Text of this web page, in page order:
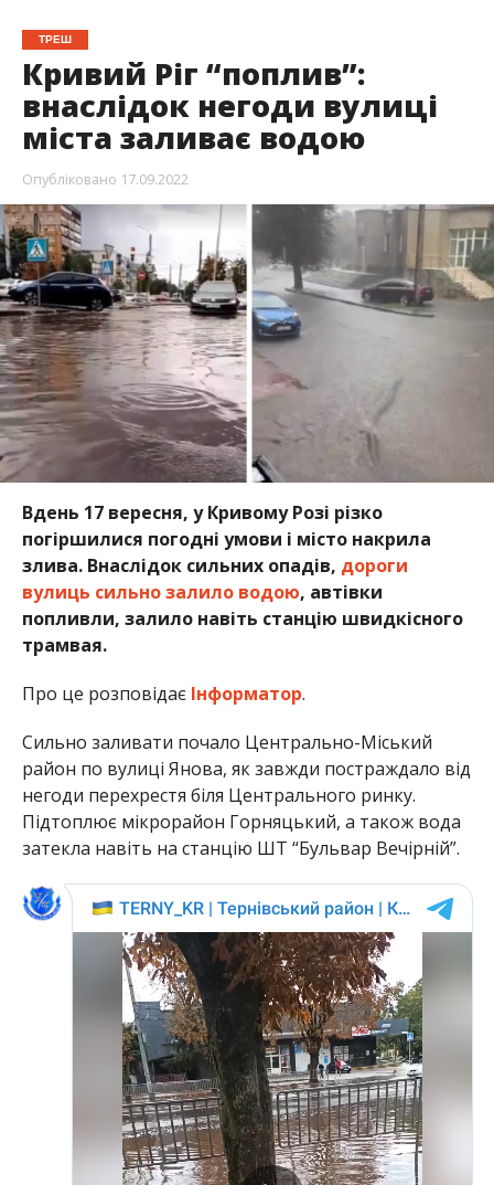
ТРЕШ
Кривий Ріг “поплив”:
внаслідок негоди вулиці
міста заливає водою
Опубліковано 17.09.2022
Вдень 17 вересня, у Кривому Розі різко
погіршилися погодні умови і місто накрила
злива. Внаслідок сильних опадів, дороги
вулиць сильно залило водою, автівки
попливли, залило навіть станцію швидкісного
трамвая.
Про це розповідає Інформатор.
Сильно заливати почало Центрально-Міський
район по вулиці Янова, як завжди постраждало від
негоди перехрестя біля Центрального ринку.
Підтоплює мікрорайон Горняцький, а також вода
затекла навіть на станцію ШТ “Бульвар Вечірній”.